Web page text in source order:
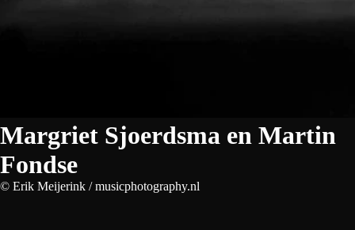
Margriet Sjoerdsma en Martin
Fondse
© Erik Meijerink / musicphotography.nl